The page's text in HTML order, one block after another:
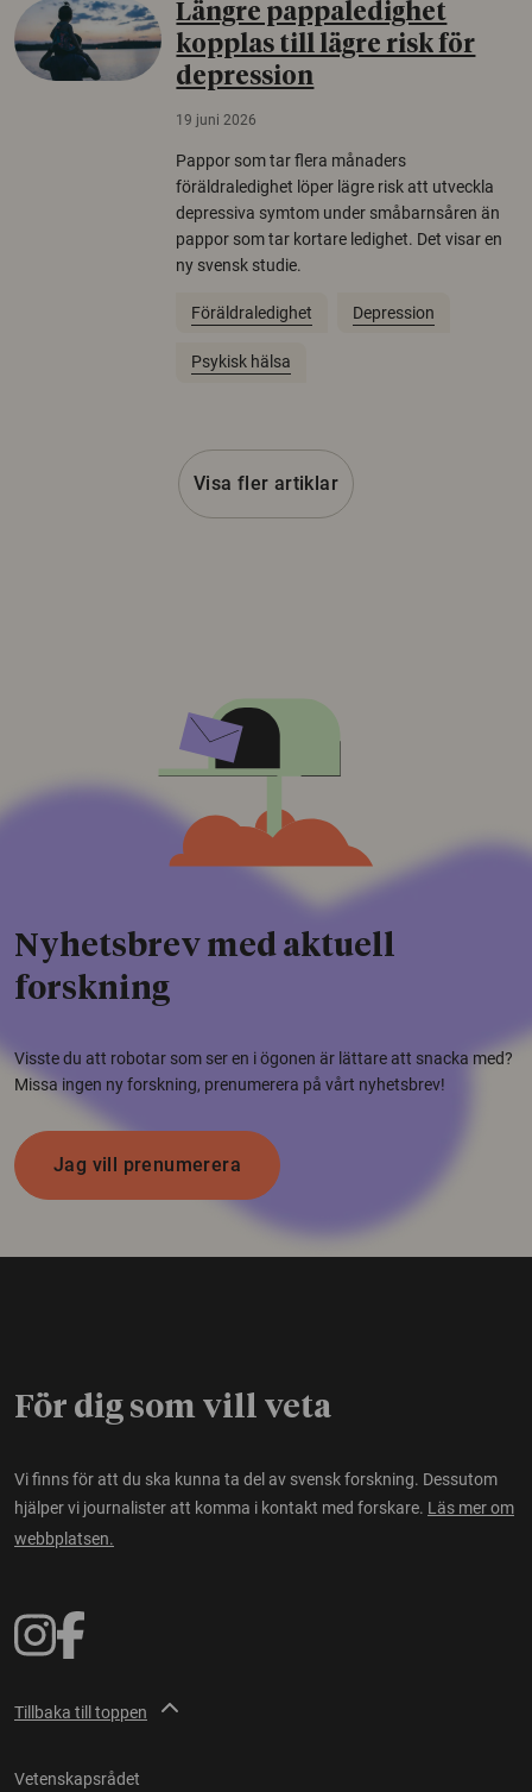
Längre pappaledighet
kopplas till lägre risk för
depression
19 juni 2026
Pappor som tar flera månaders
föräldraledighet löper lägre risk att utveckla
depressiva symtom under småbarnsåren än
pappor som tar kortare ledighet. Det visar en
ny svensk studie.
Föräldraledighet Depression
Psykisk hälsa
Visa fler artiklar
Nyhetsbrev med aktuell
forskning
Visste du att robotar som ser en i ögonen är lättare att snacka med?
Missa ingen ny forskning, prenumerera på vårt nyhetsbrev!
Jag vill prenumerera
För dig som vill veta
Vi finns för att du ska kunna ta del av svensk forskning. Dessutom
hjälper vi journalister att komma i kontakt med forskare. Läs mer om
webbplatsen.
Tillbaka till toppen
Vetenskapsrådet